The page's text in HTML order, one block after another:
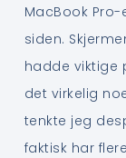
MacBook
siden.
hadde viktige
det virkelig
tenkte jeg
faktisk har